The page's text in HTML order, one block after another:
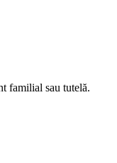
familial sau tutelă.